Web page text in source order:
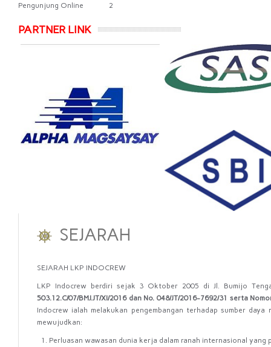
Pengunjung Online
2
PARTNER LINK
SEJARAH
SEJARAH LKP INDOCREW
LKP Indocrew berdiri sejak 3 Oktober 2005 di Jl. Bumijo
503.12.C/07/BMJ.JT/XI/2016 dan No. 048/JT/2016-7692/31 serta
Indocrew ialah melakukan pengembangan terhadap sumber daya
mewujudkan:
Perluasan wawasan dunia kerja dalam ranah internasional yang